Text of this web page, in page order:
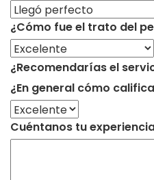
¿Cómo fue el trato del
¿Recomendarías el
¿En general cómo
Cuéntanos tu